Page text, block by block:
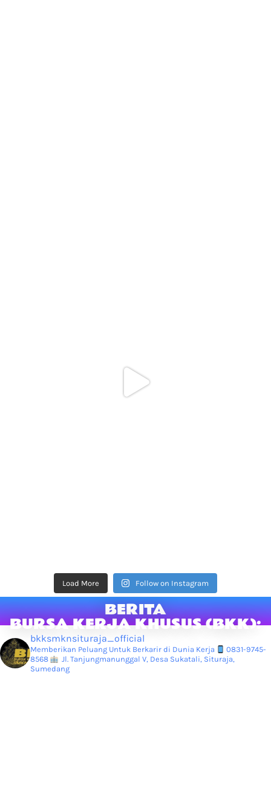
Load More Follow on Instagram
BERITA
BURSA KERJA KHUSUS (BKK):
bkksmknsituraja_official
Memberikan Peluang Untuk Berkarir di Dunia Kerja
0831-9745-
8568
Jl. Tanjungmanunggal V, Desa Sukatali, Situraja,
Sumedang